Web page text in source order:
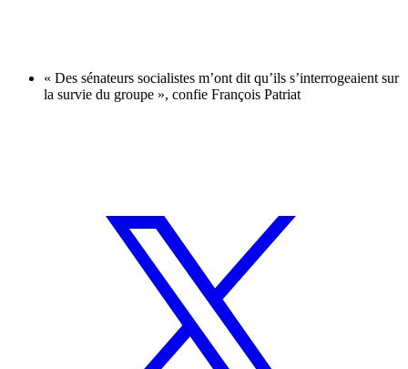
« Des sénateurs socialistes m’ont dit qu’ils s’interrogeaient sur
la survie du groupe », confie François Patriat